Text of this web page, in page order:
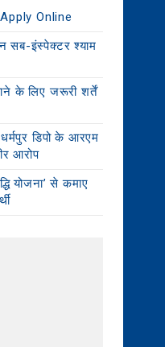
Online
सब-इंस्पेक्टर श्याम
के लिए जरूरी शर्तें
डिपो के आरएम
आरोप
योजना’ से कमाए